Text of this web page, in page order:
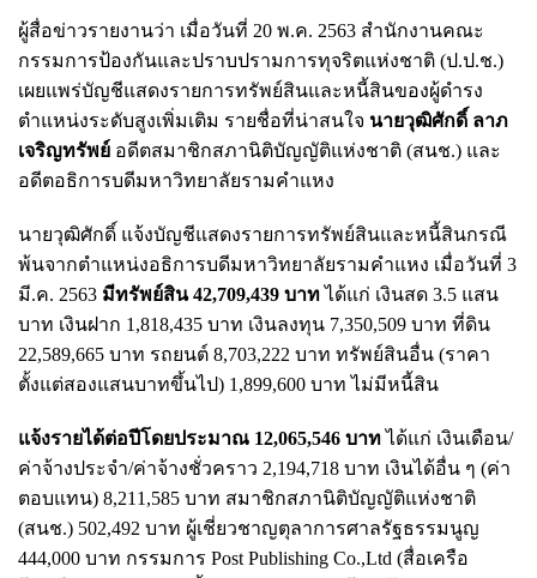
ผู้สื่อข่าวรายงานว่า เมื่อวันที่ 20 พ.ค. 2563 สำนักงานคณะ
กรรมการป้องกันและปราบปรามการทุจริตแห่งชาติ (ป.ป.ช.)
เผยแพร่บัญชีแสดงรายการทรัพย์สินและหนี้สินของผู้ดำรง
ตำแหน่งระดับสูงเพิ่มเติม รายชื่อที่น่าสนใจ นายวุฒิศักดิ์ ลาภ
เจริญทรัพย์ อดีตสมาชิกสภานิติบัญญัติแห่งชาติ (สนช.) และ
อดีตอธิการบดีมหาวิทยาลัยรามคำแหง
นายวุฒิศักดิ์ แจ้งบัญชีแสดงรายการทรัพย์สินและหนี้สินกรณี
พ้นจากตำแหน่งอธิการบดีมหาวิทยาลัยรามคำแหง เมื่อวันที่ 3
มี.ค. 2563 มีทรัพย์สิน 42,709,439 บาทได้แก่ เงินสด 3.5 แสน
บาท เงินฝาก 1,818,435 บาท เงินลงทุน 7,350,509 บาท ที่ดิน
22,589,665 บาท รถยนต์ 8,703,222 บาท ทรัพย์สินอื่น (ราคา
ตั้งแต่สองแสนบาทขึ้นไป) 1,899,600 บาท ไม่มีหนี้สิน
แจ้งรายได้ต่อปีโดยประมาณ 12,065,546 บาทได้แก่ เงินเดือน/
ค่าจ้างประจำ/ค่าจ้างชั่วคราว 2,194,718 บาท เงินได้อื่น ๆ (ค่า
ตอบแทน) 8,211,585 บาท สมาชิกสภานิติบัญญัติแห่งชาติ
(สนช.) 502,492 บาท ผู้เชี่ยวชาญตุลาการศาลรัฐธรรมนูญ
444,000 บาท กรรมการ Post Publishing Co.,Ltd (สื่อเครือ